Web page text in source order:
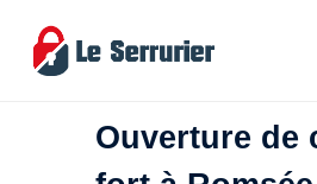
Ouverture de